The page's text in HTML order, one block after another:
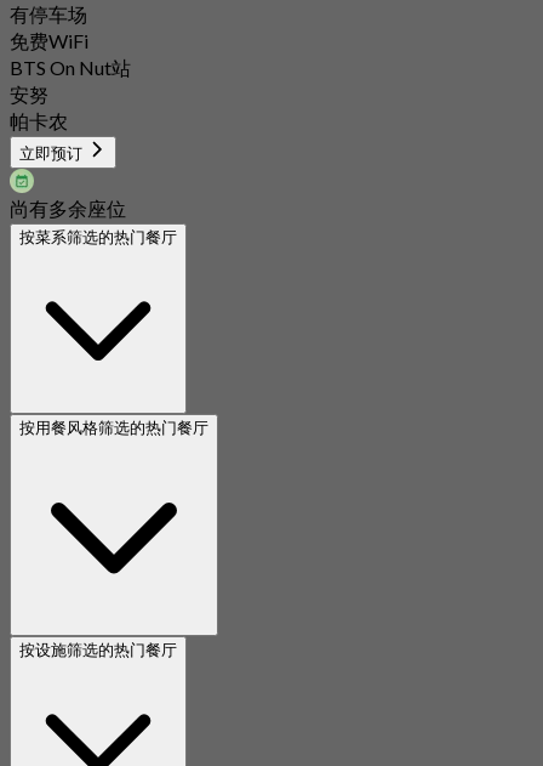
有停车场
免费WiFi
BTS On Nut站
安努
帕卡农
立即预订
尚有多余座位
按菜系筛选的热门餐厅
按用餐风格筛选的热门餐厅
按设施筛选的热门餐厅